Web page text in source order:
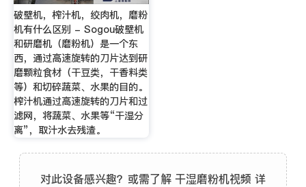
破壁机，榨汁机，绞肉机，磨粉
机有什么区别 - Sogou破壁机
和研磨机（磨粉机）是一个东
西，通过高速旋转的刀片达到研
磨颗粒食材（干豆类，干香料类
等）和切碎蔬菜、水果的目的。
榨汁机通过高速旋转的刀片和过
滤网，将蔬菜、水果等“干湿分
离”，取汁水去残渣。
对此设备感兴趣？或需了解 干湿磨粉机视频 详